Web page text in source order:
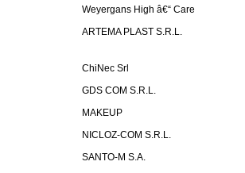
Weyergans High â€“ Care
ARTEMA PLAST S.R.L.
ChiNec Srl
GDS COM S.R.L.
MAKEUP
NICLOZ-COM S.R.L.
SANTO-M S.A.